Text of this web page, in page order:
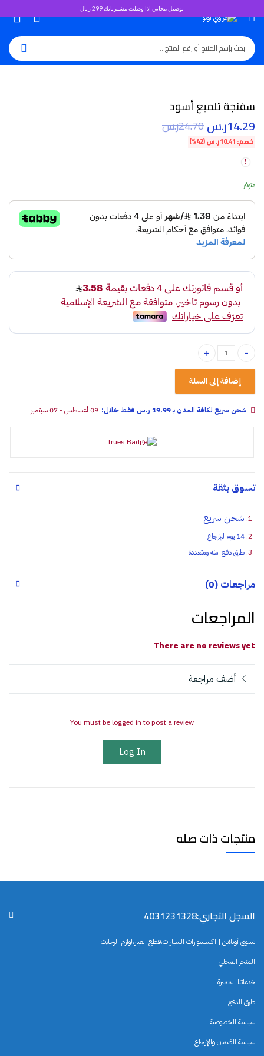
توصيل مجاني اذا وصلت مشترياتك 299 ريال
سفنجة تلميع أسود
14.29ر.س24.70ر.س
خصم: 10.41ر.س(42%)
متوفر
سفنجة تلميع أسود quantity
إضافة إلى السلة
شحن سريع لكافة المدن بـ 19.99 ر.س فقـط خلال: 09 أغسطس - 07 سبتمبر
تسوق بثقة
شحن سريع
14 يوم للإرجاع
طرق دفع امنة ومتعددة
مراجعات (0)
المراجعات
There are no reviews yet
أضف مراجعة
You must be logged in to post a review
Log In
منتجات ذات صله
السجل التجاري:4031231328
تسوق أونلاين | اكسسوارات السيارات،قطع الغيار،لوازم الرحلات
المتجر المحلي
خدماتنا المميزة
طرق الدفع
سياسة الخصوصية
سياسة الضمان والإرجاع